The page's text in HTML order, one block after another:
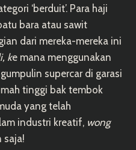
‘berduit’. Para haji
bara atau sawit
dari mereka-mereka ini
ke mana menggunakan
supercar di garasi
tinggi bak tembok
yang telah
industri kreatif, wong
saja!